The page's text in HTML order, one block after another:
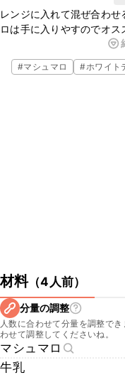
レンジに入れて混ぜ合わ
ロは手に入りやすのでオス
今回は抹茶で作りました
を加えても美味しく仕上
#マシュマロ #ホワイト
材料（4人前）
分量の調整
人数に合わせて分量を調整で
わせて調整してくださいね。
マシュマロ
牛乳